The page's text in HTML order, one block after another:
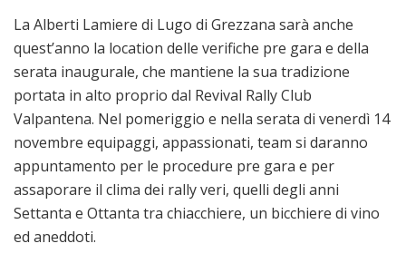
La Alberti Lamiere di Lugo di Grezzana sarà anche
quest’anno la location delle verifiche pre gara e della
serata inaugurale, che mantiene la sua tradizione
portata in alto proprio dal Revival Rally Club
Valpantena. Nel pomeriggio e nella serata di venerdì 14
novembre equipaggi, appassionati, team si daranno
appuntamento per le procedure pre gara e per
assaporare il clima dei rally veri, quelli degli anni
Settanta e Ottanta tra chiacchiere, un bicchiere di vino
ed aneddoti.